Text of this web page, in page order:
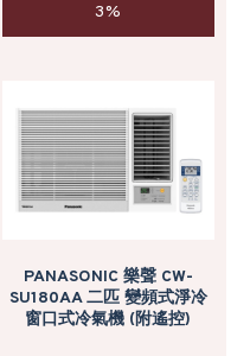
3%
PANASONIC 樂聲 CW-
SU180AA 二匹 變頻式淨冷
窗口式冷氣機 (附遙控)